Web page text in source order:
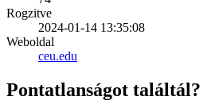
Rogzitve
2024-01-14 13:35:08
Weboldal
ceu.edu
Pontatlanságot találtál?